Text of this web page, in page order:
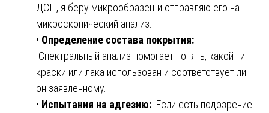
ДСП, я беру микрообразец и отправляю его на
микроскопический анализ.
• Определение состава покрытия:
Спектральный анализ помогает понять, какой тип
краски или лака использован и соответствует ли
он заявленному.
• Испытания на адгезию: Если есть подозрение